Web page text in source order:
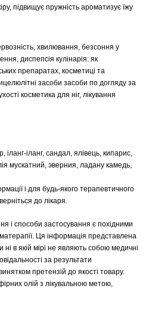
підвищує пружність ароматизує їжу
хвилювання, безсоння у
диспепсія кулінарія: як
препаратах, косметиці та
засоби засоби по догляду за
косметика для ніг, лікування
іланг-іланг, сандал, ялівець, кипарис,
мускатний, эверния, ладану камедь,
і для будь-якого терапевтичного
до лікаря.
і способи застосування є похідними
Ця інформація представлена
в якій мірі не являють собою медичні
за результати
претензій до якості товару.
олій з лікувальною метою,